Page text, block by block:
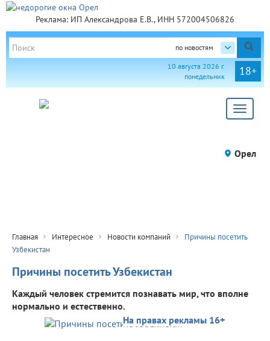
Реклама: ИП Александрова Е.В., ИНН 572004506826
по новостям
18+
10 августа 2026 г.
понедельник
Toggle
Орел
Главная Интересное Новости компаний
Причины посетить
Узбекистан
Причины посетить Узбекистан
Каждый человек стремится познавать мир, что вполне
нормально и естественно.
На правах рекламы 16+